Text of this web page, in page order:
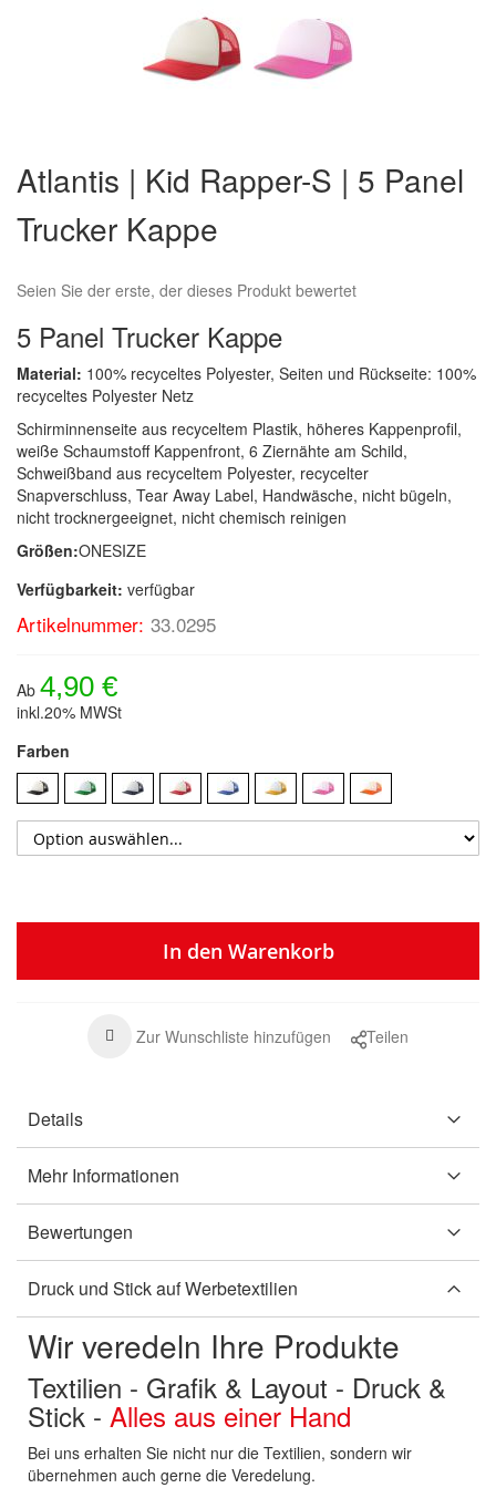
der
Bildergalerie
springen
Atlantis | Kid Rapper-S | 5 Panel
Trucker Kappe
Seien Sie der erste, der dieses Produkt bewertet
5 Panel Trucker Kappe
Material: 100% recyceltes Polyester, Seiten und Rückseite: 100%
recyceltes Polyester Netz
Schirminnenseite aus recyceltem Plastik, höheres Kappenprofil,
weiße Schaumstoff Kappenfront, 6 Ziernähte am Schild,
Schweißband aus recyceltem Polyester, recycelter
Snapverschluss, Tear Away Label, Handwäsche, nicht bügeln,
nicht trocknergeeignet, nicht chemisch reinigen
Größen:ONESIZE
Verfügbarkeit: verfügbar
Artikelnummer: 33.0295
Ab 4,90 €
inkl.20% MWSt
Farben
In den Warenkorb
Zur Wunschliste hinzufügen Teilen
Details
Mehr Informationen
Bewertungen
Druck und Stick auf Werbetextilien
Wir veredeln Ihre Produkte
Textilien - Grafik & Layout - Druck &
Stick - Alles aus einer Hand
Bei uns erhalten Sie nicht nur die Textilien, sondern wir
übernehmen auch gerne die Veredelung.